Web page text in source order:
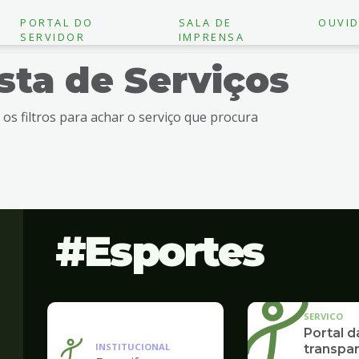
PORTAL DO
SERVIDOR
SALA DE
IMPRENSA
de Serviços
os filtros para achar o serviço que procura
Esportes
INSTITUCIONAL
SERVICO
Portal